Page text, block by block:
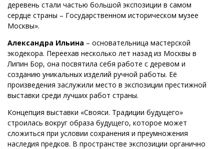
деревень стали частью большой экспозиции в самом
сердце страны – Государственном историческом музее
Москвы».
Александра Ильина – основательница мастерской
экодекора. Переехав несколько лет назад из Москвы в
Липин Бор, она посвятила себя работе с деревом и
созданию уникальных изделий ручной работы. Её
произведения заслужили место в экспозиции престижной
выставки среди лучших работ страны.
Концепция выставки «Свояси. Традиции будущего»
строилась вокруг образа будущего, которое может
сложиться при условии сохранения и преумножения
наследия предков. В пространстве экспозиции органично